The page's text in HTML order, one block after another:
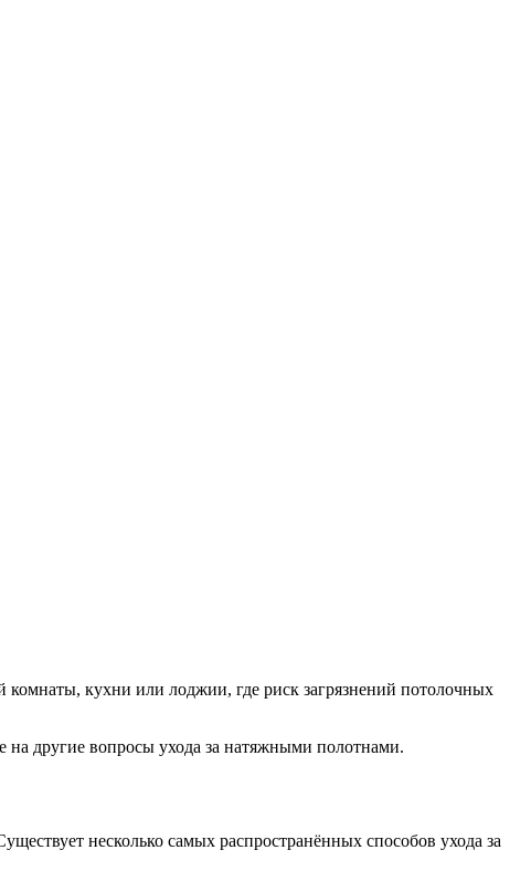
кухни или лоджии, где риск загрязнений потолочных
другие вопросы ухода за натяжными полотнами.
несколько самых распространённых способов ухода за